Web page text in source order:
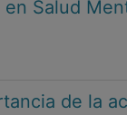
Salud
de la